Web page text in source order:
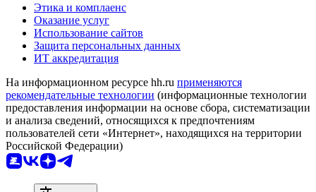
Этика и комплаенс
Оказание услуг
Использование сайтов
Защита персональных данных
ИТ аккредитация
На информационном ресурсе hh.ru применяются
рекомендательные технологии (информационные технологии
предоставления информации на основе сбора, систематизации
и анализа сведений, относящихся к предпочтениям
пользователей сети «Интернет», находящихся на территории
Российской Федерации)